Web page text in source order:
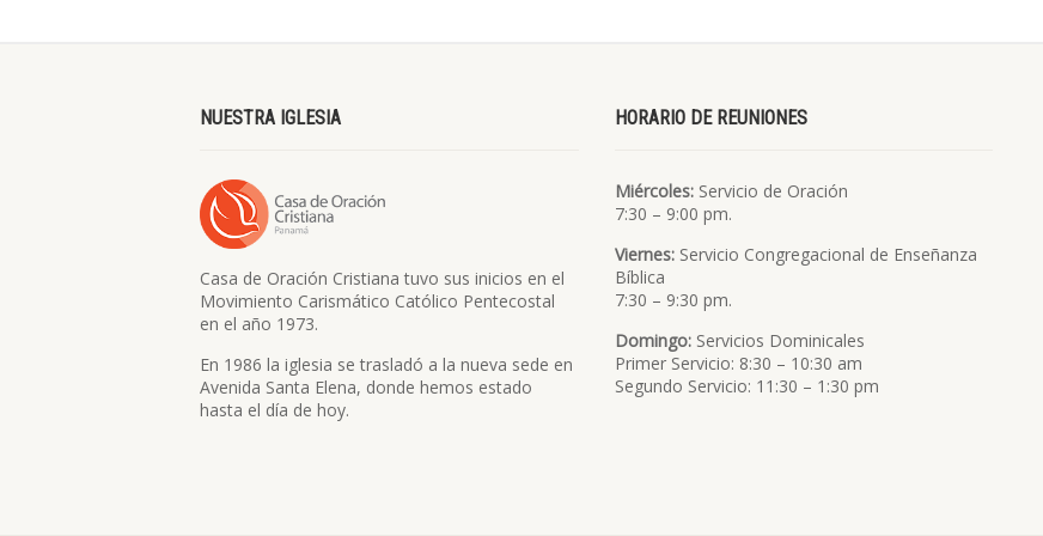
NUESTRA IGLESIA
Casa de Oración Cristiana tuvo sus inicios en el
Movimiento Carismático Católico Pentecostal
en el año 1973.
En 1986 la iglesia se trasladó a la nueva sede en
Avenida Santa Elena, donde hemos estado
hasta el día de hoy.
HORARIO DE REUNIONES
Miércoles:Servicio de Oración
7:30 – 9:00 pm.
Viernes:Servicio Congregacional de Enseñanza
Bíblica
7:30 – 9:30 pm.
Domingo:Servicios Dominicales
Primer Servicio: 8:30 – 10:30 am
Segundo Servicio: 11:30 – 1:30 pm